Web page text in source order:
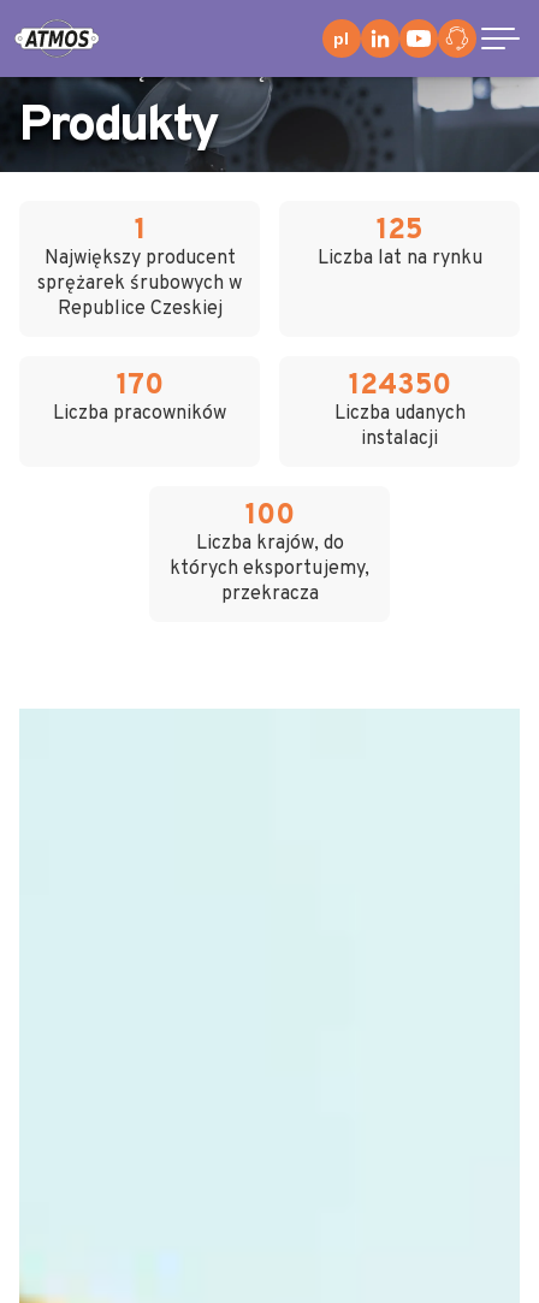
pl
DLA KOGO SĄ NASZE SPRĘŻARKI
Produkty
1
Największy producent
sprężarek śrubowych w
Republice Czeskiej
125
Liczba lat na rynku
170
Liczba pracowników
124350
Liczba udanych
instalacji
100
Liczba krajów, do
których eksportujemy,
przekracza